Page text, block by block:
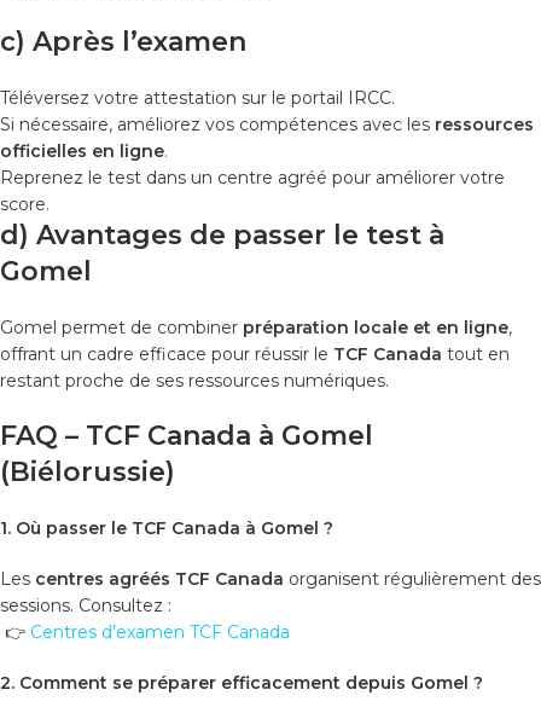
c) Après l’examen
Téléversez votre attestation sur le portail IRCC.
Si nécessaire, améliorez vos compétences avec les ressources
officielles en ligne.
Reprenez le test dans un centre agréé pour améliorer votre
score.
d) Avantages de passer le test à
Gomel
Gomel permet de combiner préparation locale et en ligne,
offrant un cadre efficace pour réussir le TCF Canada tout en
restant proche de ses ressources numériques.
FAQ – TCF Canada à Gomel
(Biélorussie)
1. Où passer le TCF Canada à Gomel ?
Les centres agréés TCF Canada organisent régulièrement des
sessions. Consultez :
👉 Centres d’examen TCF Canada
2. Comment se préparer efficacement depuis Gomel ?